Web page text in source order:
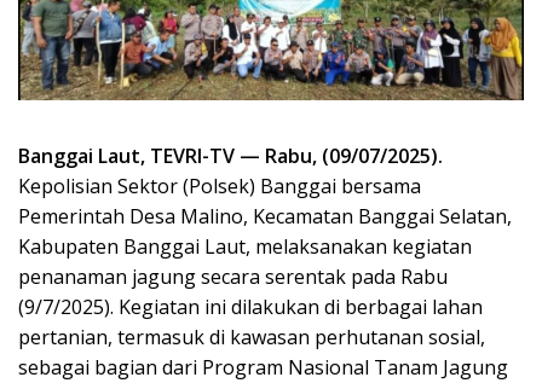
Banggai Laut, TEVRI-TV — Rabu, (09/07/2025).
Kepolisian Sektor (Polsek) Banggai bersama
Pemerintah Desa Malino, Kecamatan Banggai Selatan,
Kabupaten Banggai Laut, melaksanakan kegiatan
penanaman jagung secara serentak pada Rabu
(9/7/2025). Kegiatan ini dilakukan di berbagai lahan
pertanian, termasuk di kawasan perhutanan sosial,
sebagai bagian dari Program Nasional Tanam Jagung